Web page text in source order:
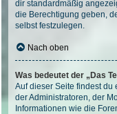
dir standardmäßig
die Berechtigung geben,
selbst festzulegen.
Nach oben
Was bedeutet der „Das
Auf dieser Seite findest du
der Administratoren, der
Informationen wie die